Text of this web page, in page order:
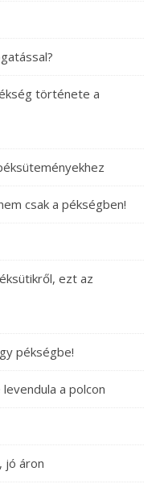
története a
csak a pékségben!
ezt az
pékségbe!
a polcon
jó áron